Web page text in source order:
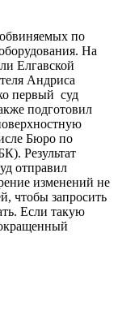
по
На
Елгавской
Андриса
первый суд
подготовил
Бюро по
Результат
отправил
изменений не
чтобы запросить
Если такую